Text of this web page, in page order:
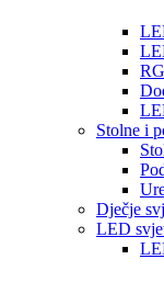
Stolne i
Dječje
LED